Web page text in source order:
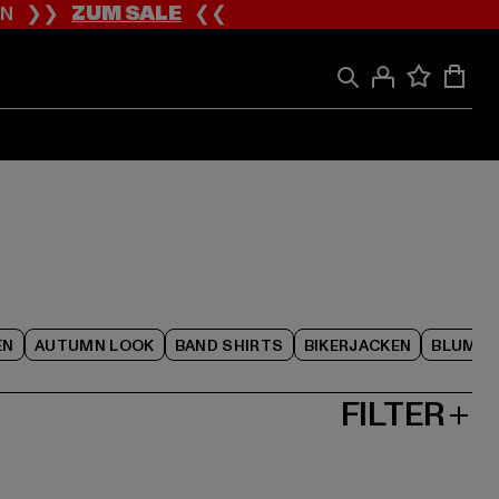
❯❯ZUM SALE❮❮
AUTUMN LOOK BAND SHIRTS BIKERJACKEN
FILTER